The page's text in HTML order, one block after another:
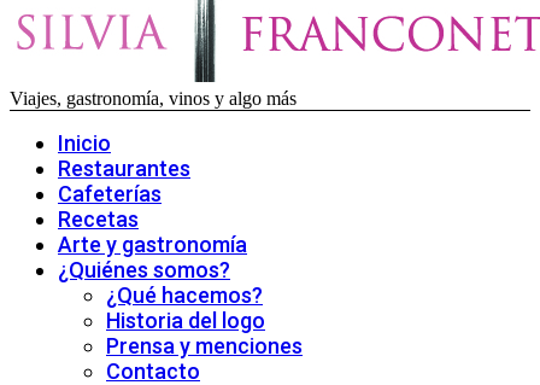
Viajes, gastronomía, vinos y algo más
Inicio
Restaurantes
Cafeterías
Recetas
Arte y gastronomía
¿Quiénes somos?
¿Qué hacemos?
Historia del logo
Prensa y menciones
Contacto